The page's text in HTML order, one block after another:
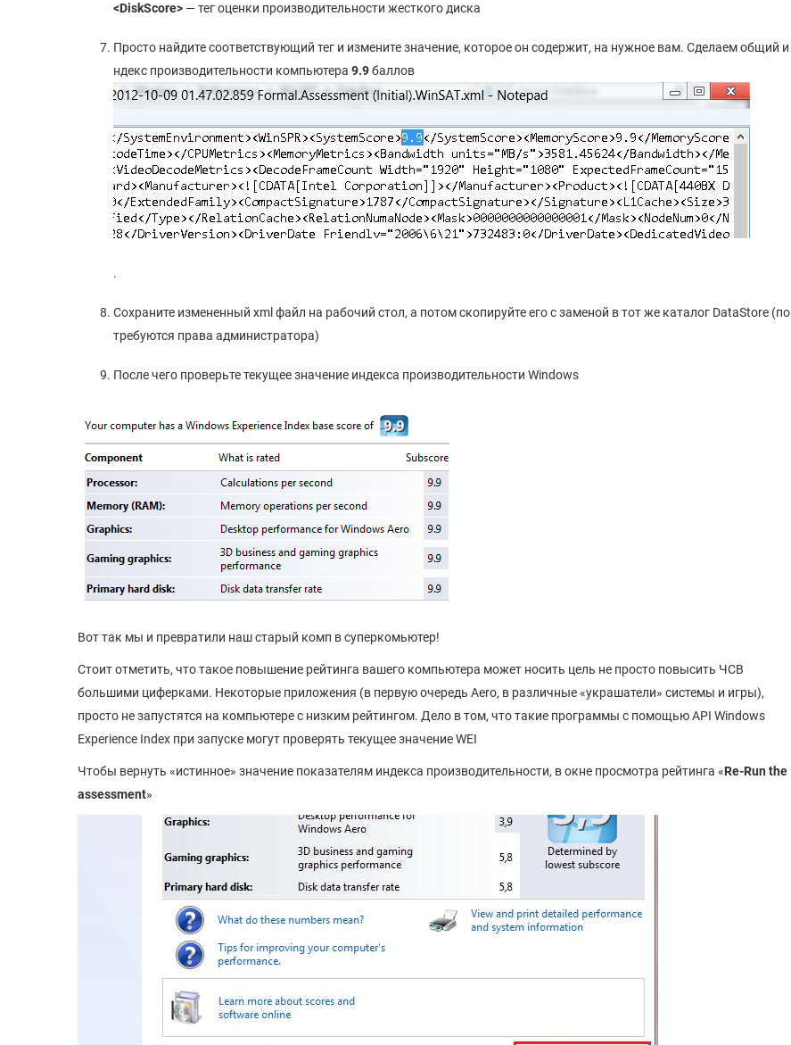
<DiskScore> — тег оценки производительности жесткого диска
Просто найдите соответствующий тег и измените значение, которое он содержит, на нужное вам. Сделаем общий и
ндекс производительности компьютера 9.9баллов
.
Сохраните измененный xml файл на рабочий стол, а потом скопируйте его с заменой в тот же каталог DataStore (по
требуются права администратора)
После чего проверьте текущее значение индекса производительности Windows
Вот так мы и превратили наш старый комп в суперкомьютер!
Стоит отметить, что такое повышение рейтинга вашего компьютера может носить цель не просто повысить ЧСВ
большими циферками. Некоторые приложения (в первую очередь Aero, в различные «украшатели» системы и игры),
просто не запустятся на компьютере с низким рейтингом. Дело в том, что такие программы с помощью API Windows
Experience Index при запуске могут проверять текущее значение WEI
Чтобы вернуть «истинное» значение показателям индекса производительности, в окне просмотра рейтинга «Re-Run the
assessment»